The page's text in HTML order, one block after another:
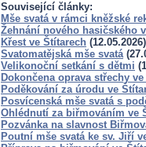
Související články:
Mše svatá v rámci kněžské
Žehnání nového hasičského
Křest ve Štítarech (12.05.2026)
Svatomatějská mše svatá
Velikonoční setkání s dětmi
Dokončena oprava střechy
Poděkování za úrodu ve
Posvícenská mše svatá s
Ohlédnutí za biřmováním ve
Pozvánka na slavnost
Poutní mše svatá ke sv. Jiří